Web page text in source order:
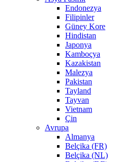
Endonezya
Filipinler
Güney Kore
Hindistan
Japonya
Kamboçya
Kazakistan
Malezya
Pakistan
Tayland
Tayvan
Vietnam
Çin
Avrupa
Almanya
Belçika (FR)
Belçika (NL)